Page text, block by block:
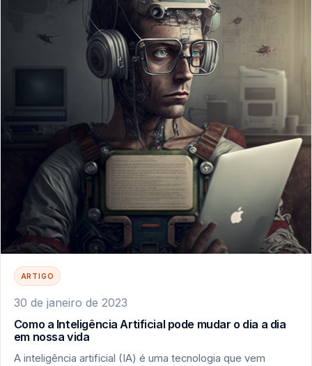
ARTIGO
30 de janeiro de 2023
Como a Inteligência Artificial pode mudar o dia a dia
em nossa vida
A inteligência artificial (IA) é uma tecnologia que vem